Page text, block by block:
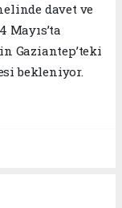
davet ve
Mayıs’ta
Gaziantep’teki
bekleniyor.